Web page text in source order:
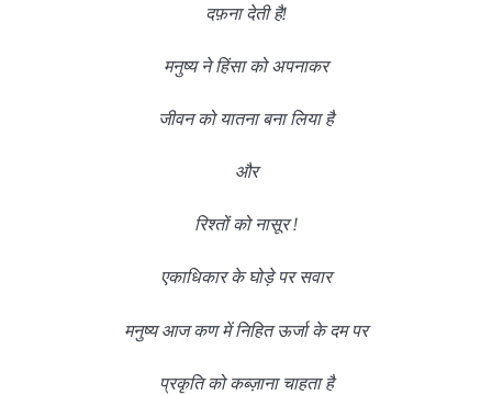
दफ़ना देती है!
मनुष्य ने हिंसा को अपनाकर
जीवन को यातना बना लिया है
और
रिश्तों को नासूर !
एकाधिकार के घोड़े पर सवार
मनुष्य आज कण में निहित ऊर्जा के दम पर
प्रकृति को कब्ज़ाना चाहता है